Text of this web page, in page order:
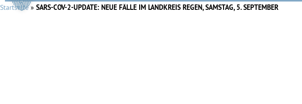
Startseite» SARS-COV-2-UPDATE: NEUE FÄLLE IM LANDKREIS REGEN, SAMSTAG, 5. SEPTEMBER